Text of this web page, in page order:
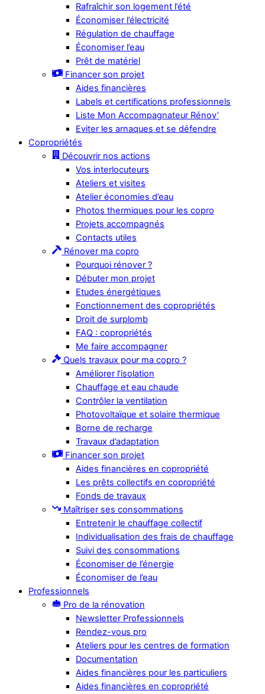
Rafraîchir son logement l’été
Économiser l’électricité
Régulation de chauffage
Économiser l’eau
Prêt de matériel
Financer son projet
Aides financières
Labels et certifications professionnels
Liste Mon Accompagnateur Rénov’
Eviter les arnaques et se défendre
Copropriétés
Découvrir nos actions
Vos interlocuteurs
Ateliers et visites
Atelier économies d’eau
Photos thermiques pour les copro
Projets accompagnés
Contacts utiles
Rénover ma copro
Pourquoi rénover ?
Débuter mon projet
Etudes énergétiques
Fonctionnement des copropriétés
Droit de surplomb
FAQ : copropriétés
Me faire accompagner
Quels travaux pour ma copro ?
Améliorer l’isolation
Chauffage et eau chaude
Contrôler la ventilation
Photovoltaïque et solaire thermique
Borne de recharge
Travaux d’adaptation
Financer son projet
Aides financières en copropriété
Les prêts collectifs en copropriété
Fonds de travaux
Maîtriser ses consommations
Entretenir le chauffage collectif
Individualisation des frais de chauffage
Suivi des consommations
Économiser de l’énergie
Économiser de l’eau
Professionnels
Pro de la rénovation
Newsletter Professionnels
Rendez-vous pro
Ateliers pour les centres de formation
Documentation
Aides financières pour les particuliers
Aides financières en copropriété